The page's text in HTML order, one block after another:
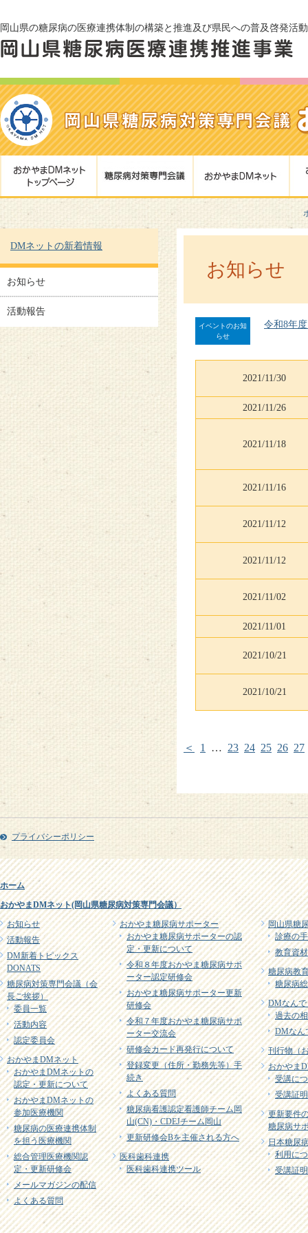
岡山県の糖尿病の医療連携体制の構築と推進及び県民への普及啓発活
お知らせ
イベントのお知
らせ
令和8年
2021/11/30
2021/11/26
2021/11/18
2021/11/16
2021/11/12
2021/11/12
2021/11/02
2021/11/01
2021/10/21
2021/10/21
＜ 1 … 23 24 25 26 27
DMネットの新着情報
お知らせ
活動報告
プライバシーポリシー
ホーム
おかやまDMネット(岡山県糖尿病対策専門会議）
お知らせ
活動報告
DM新着トピックス
DONATS
糖尿病対策専門会議（会
長ご挨拶）
委員一覧
活動内容
認定委員会
おかやまDMネット
おかやまDMネットの
認定・更新について
おかやまDMネットの
参加医療機関
糖尿病の医療連携体制
を担う医療機関
総合管理医療機関認
定・更新研修会
メールマガジンの配信
よくある質問
おかやま糖尿病サポーター
おかやま糖尿病サポーターの認
定・更新について
令和８年度おかやま糖尿病サポ
ーター認定研修会
おかやま糖尿病サポーター更新
研修会
令和７年度おかやま糖尿病サポ
ーター交流会
研修会カード再発行について
登録変更（住所・勤務先等）手
続き
よくある質問
糖尿病看護認定看護師チーム岡
山(CN)・CDEJチーム岡山
更新研修会Bを主催される方へ
医科歯科連携
医科歯科連携ツール
岡山県糖
診療の
教育資材
糖尿病教
糖尿病
DMなん
過去の
DMなん
刊行物（
おかやま
受講に
受講証
更新要件
糖尿病サ
日本糖尿
利用に
受講証